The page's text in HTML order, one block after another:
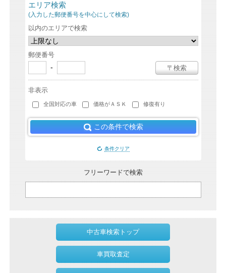
エリア検索
(入力した郵便番号を中心にして検索)
以内のエリアで検索
郵便番号
- 〒検索
非表示
全国対応の車 価格がＡＳＫ 修復有り
この条件で検索
条件クリア
フリーワードで検索
中古車検索トップ
車買取査定